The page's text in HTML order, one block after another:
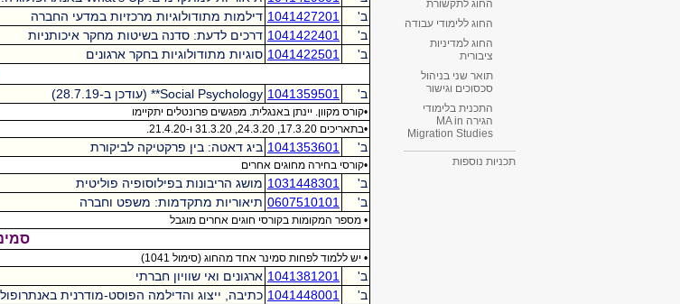
החוג לתקשורת
החוג ללימודי עבודה
החוג למדיניות
ציבורית
תואר שני בניהול
סכסוכים וגישור
התכנית בלימודי
הגירה MA in
Migration Studies​
תכניות נוספות